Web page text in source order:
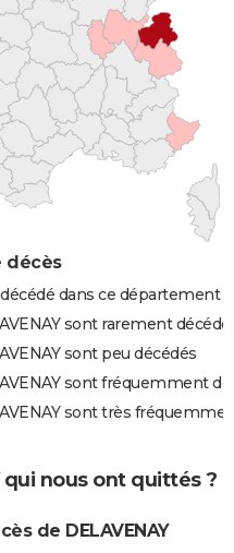
décès
dans ce département
sont rarement
sont peu décédés
sont fréquemment
sont très
qui nous ont quittés ?
de DELAVENAY